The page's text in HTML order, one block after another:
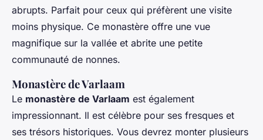
abrupts. Parfait pour ceux qui préfèrent une visite
moins physique. Ce monastère offre une vue
magnifique sur la vallée et abrite une petite
communauté de nonnes.
Monastère de Varlaam
Le monastère de Varlaam est également
impressionnant. Il est célèbre pour ses fresques et
ses trésors historiques. Vous devrez monter plusieurs